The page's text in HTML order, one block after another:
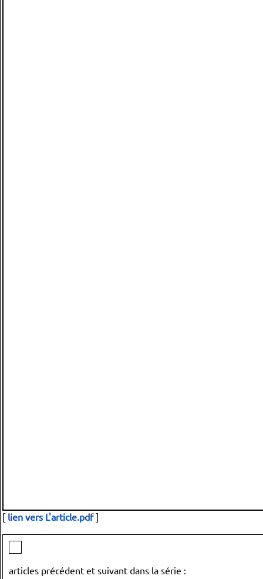
[ lien vers L'article.pdf]
articles précédent et suivant dans la série :